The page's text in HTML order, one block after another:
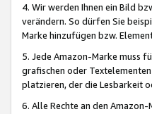
4. Wir werden Ihnen ein Bild
verändern. So dürfen Sie
Marke hinzufügen bzw.
5. Jede Amazon-Marke muss
grafischen oder
platzieren, der die Lesbarkeit
6. Alle Rechte an den